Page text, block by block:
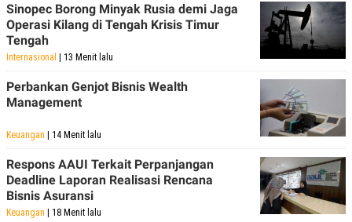
Sinopec Borong Minyak Rusia demi Jaga
Operasi Kilang di Tengah Krisis Timur
Tengah
Internasional | 13 Menit lalu
Perbankan Genjot Bisnis Wealth
Management
Keuangan | 14 Menit lalu
Respons AAUI Terkait Perpanjangan
Deadline Laporan Realisasi Rencana
Bisnis Asuransi
Keuangan | 18 Menit lalu